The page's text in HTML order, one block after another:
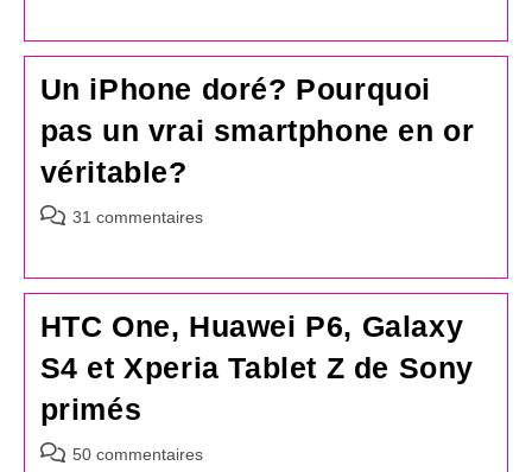
publication :
Un iPhone doré? Pourquoi
pas un vrai smartphone en or
véritable?
Commentaires
publication :
31 commentaires
HTC One, Huawei P6, Galaxy
S4 et Xperia Tablet Z de Sony
primés
Commentaires
50 commentaires